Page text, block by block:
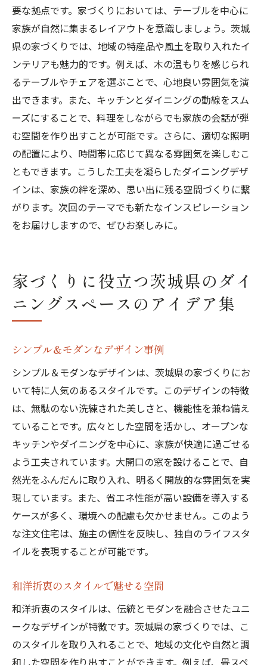
要な拠点です。家づくりにおいては、テーブルを中心に
家族が自然に集まるレイアウトを意識しましょう。茨城
県の家づくりでは、地域の特産品や風土を取り入れたイ
ンテリアも魅力的です。例えば、木の温もりを感じられ
るテーブルやチェアを選ぶことで、心地良い雰囲気を演
出できます。また、キッチンとダイニングの動線をスム
ーズにすることで、料理をしながらでも家族の会話が弾
む空間を作り出すことが可能です。さらに、適切な照明
の配置により、時間帯に応じて異なる雰囲気を楽しむこ
ともできます。こうした工夫を凝らしたダイニングデザ
インは、家族の絆を深め、思い出に残る空間づくりに繋
がります。次回のテーマでも新たなインスピレーション
をお届けしますので、ぜひお楽しみに。
家づくりに役立つ茨城県のダイ
ニングスペースのアイデア集
シンプル＆モダンなデザイン事例
シンプル＆モダンなデザインは、茨城県の家づくりにお
いて特に人気のあるスタイルです。このデザインの特徴
は、無駄のない洗練された美しさと、機能性を兼ね備え
ていることです。広々とした空間を活かし、オープンな
キッチンやダイニングを中心に、家族が快適に過ごせる
よう工夫されています。大開口の窓を設けることで、自
然光をふんだんに取り入れ、明るく開放的な雰囲気を実
現しています。また、省エネ性能が高い設備を導入する
ケースが多く、環境への配慮も欠かせません。このよう
な注文住宅は、施主の個性を反映し、独自のライフスタ
イルを表現することが可能です。
和洋折衷のスタイルで魅せる空間
和洋折衷のスタイルは、伝統とモダンを融合させたユニ
ークなデザインが特徴です。茨城県の家づくりでは、こ
のスタイルを取り入れることで、地域の文化や自然と調
和した空間を作り出すことができます。例えば、畳スペ